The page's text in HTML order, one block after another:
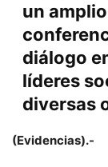
un
diálogo
líderes
diversas
(Evidencias).-